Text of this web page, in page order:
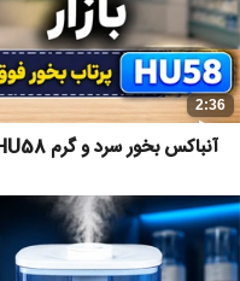
2:36
آنباکس بخور سرد و گرم HU58